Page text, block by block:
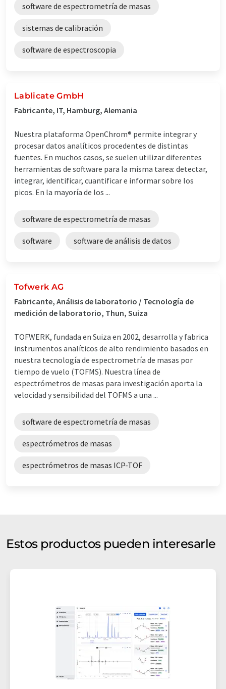
software de espectrometría de masas
sistemas de calibración
software de espectroscopia
Lablicate GmbH
Fabricante, IT, Hamburg, Alemania
Nuestra plataforma OpenChrom® permite integrar y
procesar datos analíticos procedentes de distintas
fuentes. En muchos casos, se suelen utilizar diferentes
herramientas de software para la misma tarea: detectar,
integrar, identificar, cuantificar e informar sobre los
picos. En la mayoría de los ...
software de espectrometría de masas
software software de análisis de datos
Tofwerk AG
Fabricante, Análisis de laboratorio / Tecnología de
medición de laboratorio, Thun, Suiza
TOFWERK, fundada en Suiza en 2002, desarrolla y fabrica
instrumentos analíticos de alto rendimiento basados en
nuestra tecnología de espectrometría de masas por
tiempo de vuelo (TOFMS). Nuestra línea de
espectrómetros de masas para investigación aporta la
velocidad y sensibilidad del TOFMS a una ...
software de espectrometría de masas
espectrómetros de masas
espectrómetros de masas ICP-TOF
Estos productos pueden interesarle